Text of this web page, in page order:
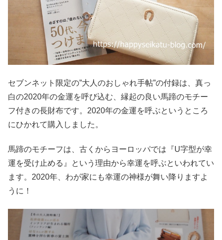
セブンネット限定の”大人のおしゃれ手帖”の付録は、真っ
白の2020年の金運を呼び込む、縁起の良い馬蹄のモチー
フ付きの長財布です。2020年の金運を呼ぶというところ
にひかれて購入しました。
馬蹄のモチーフは、古くからヨーロッパでは『U字型が幸
運を受け止める』という理由から幸運を呼ぶといわれてい
ます。2020年、わが家にも幸運の神様が舞い降りますよ
うに！